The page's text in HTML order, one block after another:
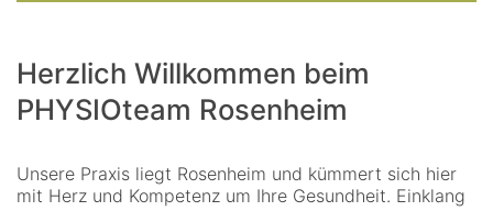
Herzlich Willkommen beim
PHYSIOteam Rosenheim
Unsere Praxis liegt Rosenheim und kümmert sich hier
mit Herz und Kompetenz um Ihre Gesundheit. Einklang